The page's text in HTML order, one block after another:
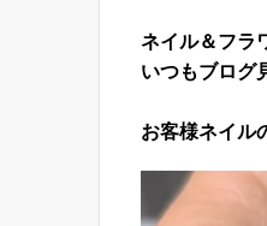
ネイル＆フラ
いつもブログ
お客様ネイル